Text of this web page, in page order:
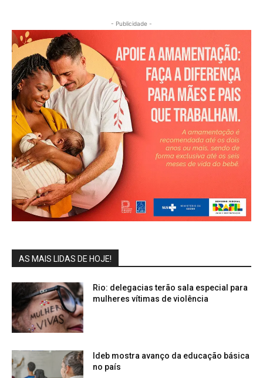
- Publicidade -
AS MAIS LIDAS DE HOJE!
Rio: delegacias terão sala especial para
mulheres vítimas de violência
Ideb mostra avanço da educação básica
no país